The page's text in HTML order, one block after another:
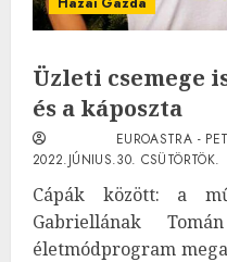
Üzleti csemege
és a káposzta
EUROASTRA -
2022.JÚNIUS.30. CSÜTÖRTÖK.
Cápák között: a
Gabriellának
életmódprogram